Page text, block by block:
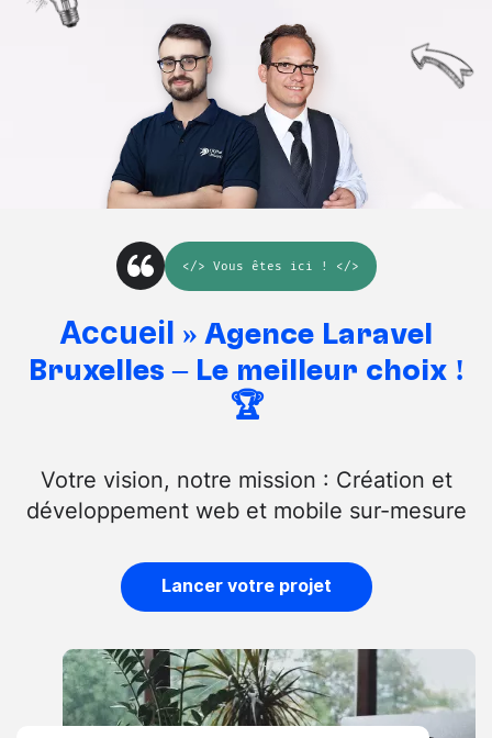
</> Vous êtes ici ! </>
Accueil » Agence Laravel
Bruxelles – Le meilleur choix !
🏆
Votre vision, notre mission : Création et
développement web et mobile sur-mesure
Lancer votre projet